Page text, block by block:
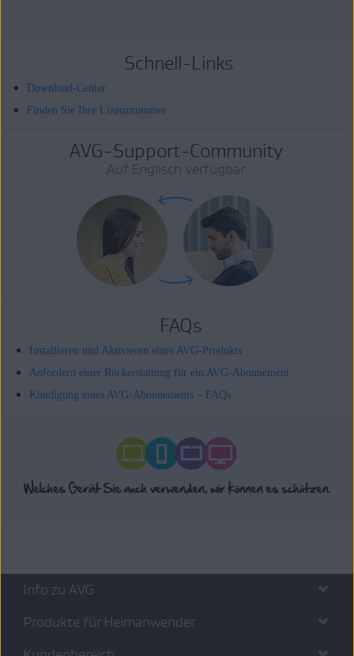
Schnell-Links
Download-Center
Finden Sie Ihre Lizenznummer
AVG-Support-Community
Auf Englisch verfügbar
FAQs
Installieren und Aktivieren eines AVG-Produkts
Anfordern einer Rückerstattung für ein AVG-Abonnement
Kündigung eines AVG-Abonnements – FAQs
Info zu AVG
Produkte für Heimanwender